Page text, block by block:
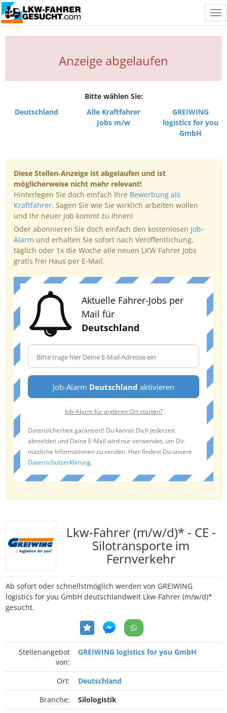
Anzeige abgelaufen
Bitte wählen Sie:
Deutschland
Alle Kraftfahrer
Jobs m/w
GREIWING
logistics for you
GmbH
Diese Stellen-Anzeige ist abgelaufen und ist
möglicherweise nicht mehr relevant!
Hinterlegen Sie doch einfach Ihre Bewerbung als
Kraftfahrer. Sagen Sie wie Sie wirklich arbeiten wollen
und Ihr neuer Job kommt zu Ihnen!
Oder abonnieren Sie doch einfach den kostenlosen Job-
Alarm und erhalten Sie sofort nach Veröffentlichung,
täglich oder 1x die Woche alle neuen LKW Fahrer Jobs
gratis frei Haus per E-Mail.
Aktuelle Fahrer-Jobs per
Mail für
Deutschland
Job-Alarm Deutschland aktivieren
Job-Alarm für anderen Ort starten?
Datensicherheit garantiert! Du kannst Dich jederzeit
abmelden und Deine E-Mail wird nur verwendet, um Dir
nützliche Informationen zu senden. Hier findest Du unsere
Datenschutzerklärung.
Lkw-Fahrer (m/w/d)* - CE -
Silotransporte im
Fernverkehr
Ab sofort oder schnellstmöglich werden von GREIWING
logistics for you GmbH deutschlandweit Lkw-Fahrer (m/w/d)*
gesucht.
Stellenangebot
von:
GREIWING logistics for you GmbH
Ort:
Deutschland
Branche:
Silologistik